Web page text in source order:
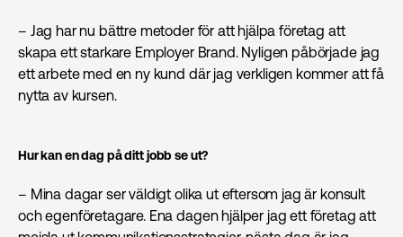
– Jag har nu bättre metoder för att hjälpa företag att
skapa ett starkare Employer Brand. Nyligen påbörjade jag
ett arbete med en ny kund där jag verkligen kommer att få
nytta av kursen.
Hur kan en dag på ditt jobb se ut?
– Mina dagar ser väldigt olika ut eftersom jag är konsult
och egenföretagare. Ena dagen hjälper jag ett företag att